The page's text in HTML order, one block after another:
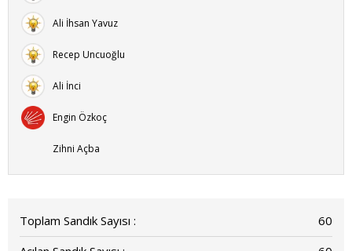
Ali İhsan Yavuz
Recep Uncuoğlu
Ali İnci
Engin Özkoç
Zihni Açba
Toplam Sandık Sayısı :
60